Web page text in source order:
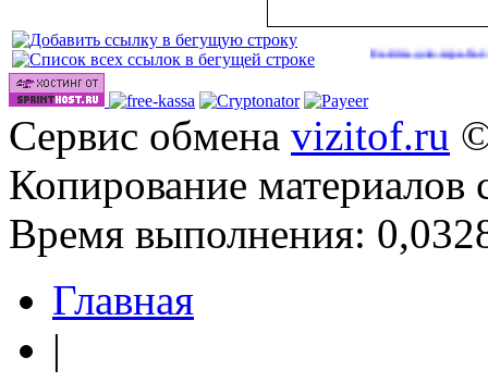
Сайты для заработка в 2026
Сервис обмена vizitof.ru
Копирование материалов
Время выполнения:
Главная
|